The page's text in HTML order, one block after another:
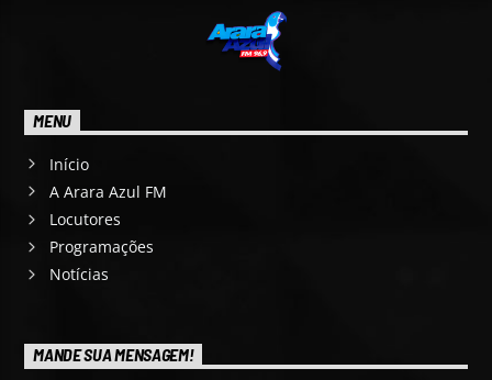
MENU
Início
A Arara Azul FM
Locutores
Programações
Notícias
MANDE SUA MENSAGEM!